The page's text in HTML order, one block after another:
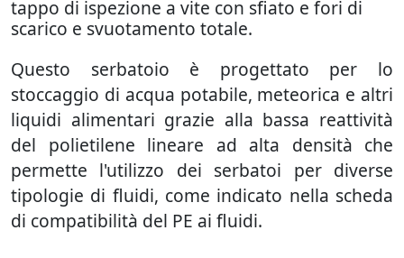
tappo di ispezione a vite con sfiato e fori di
scarico e svuotamento totale.
Questo serbatoio è progettato per lo
stoccaggio di acqua potabile, meteorica e altri
liquidi alimentari grazie alla bassa reattività
del polietilene lineare ad alta densità che
permette l'utilizzo dei serbatoi per diverse
tipologie di fluidi, come indicato nella scheda
di compatibilità del PE ai fluidi.